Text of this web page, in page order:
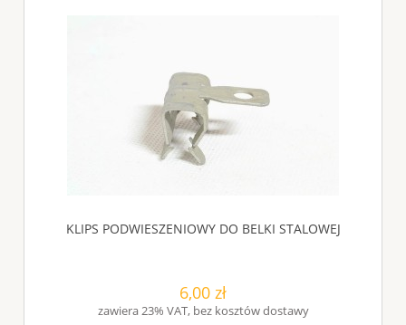
KLIPS PODWIESZENIOWY DO BELKI STALOWEJ
6,00 zł
zawiera 23% VAT, bez kosztów dostawy